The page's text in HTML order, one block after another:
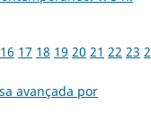
16 17 18 19 20 21 22 23
avançada por